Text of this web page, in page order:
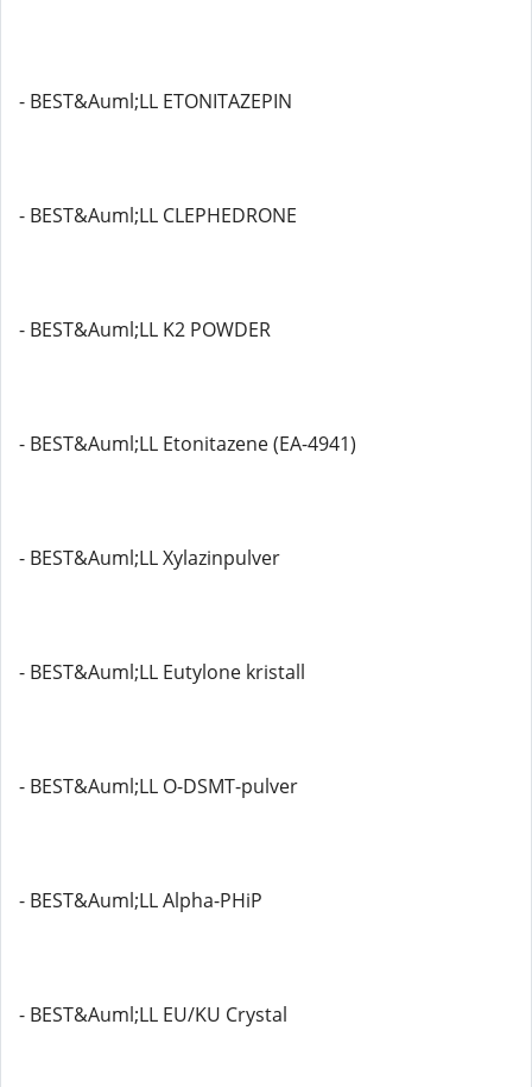
- BEST&Auml;LL ETONITAZEPIN
- BEST&Auml;LL CLEPHEDRONE
- BEST&Auml;LL K2 POWDER
- BEST&Auml;LL Etonitazene (EA-4941)
- BEST&Auml;LL Xylazinpulver
- BEST&Auml;LL Eutylone kristall
- BEST&Auml;LL O-DSMT-pulver
- BEST&Auml;LL Alpha-PHiP
- BEST&Auml;LL EU/KU Crystal